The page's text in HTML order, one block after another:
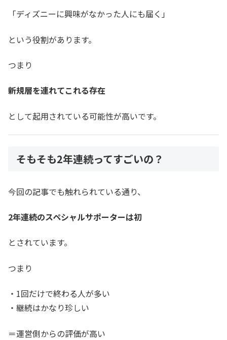
「ディズニーに興味がなかった人にも届く」
という役割があります。
つまり
新規層を連れてこれる存在
として起用されている可能性が高いです。
そもそも2年連続ってすごいの？
今回の記事でも触れられている通り、
2年連続のスペシャルサポーターは初
とされています。
つまり
・1回だけで終わる人が多い
・継続はかなり珍しい
＝運営側からの評価が高い